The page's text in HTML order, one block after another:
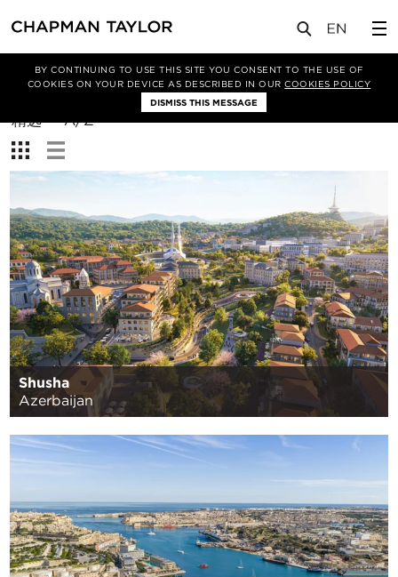
BY CONTINUING TO USE THIS SITE YOU CONSENT TO THE USE OF
COOKIES ON YOUR DEVICE AS DESCRIBED IN OURCOOKIES POLICY
DISMISS THIS MESSAGE
筛选条件
排
序
方
式：
精选
A/Z
查
看：
Shusha
Azerbaijan